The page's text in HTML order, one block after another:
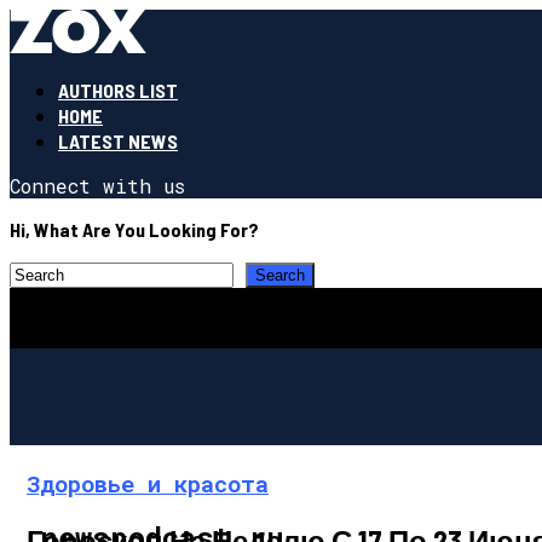
AUTHORS LIST
HOME
LATEST NEWS
Connect with us
Hi, What Are You Looking For?
Здоровье и красота